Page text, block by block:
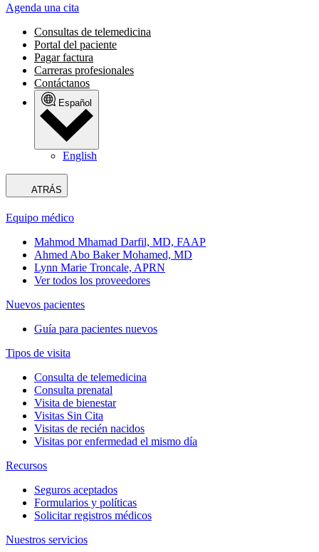
Agenda una cita
Consultas de telemedicina
Portal del paciente
Pagar factura
Carreras profesionales
Contáctanos
Español
English
ATRÁS
Equipo médico
Mahmod Mhamad Darfil, MD, FAAP
Ahmed Abo Baker Mohamed, MD
Lynn Marie Troncale, APRN
Ver todos los proveedores
Nuevos pacientes
Guía para pacientes nuevos
Tipos de visita
Consulta de telemedicina
Consulta prenatal
Visita de bienestar
Visitas Sin Cita
Visitas de recién nacidos
Visitas por enfermedad el mismo día
Recursos
Seguros aceptados
Formularios y políticas
Solicitar registros médicos
Nuestros servicios